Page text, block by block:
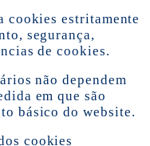
cookies estritamente
segurança,
de cookies.
não dependem
em que são
básico do website.
cookies